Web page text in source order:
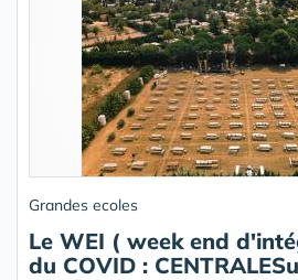
Grandes ecoles
Le WEI ( week end
du COVID :